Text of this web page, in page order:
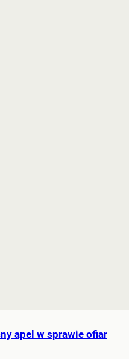
apel w sprawie ofiar